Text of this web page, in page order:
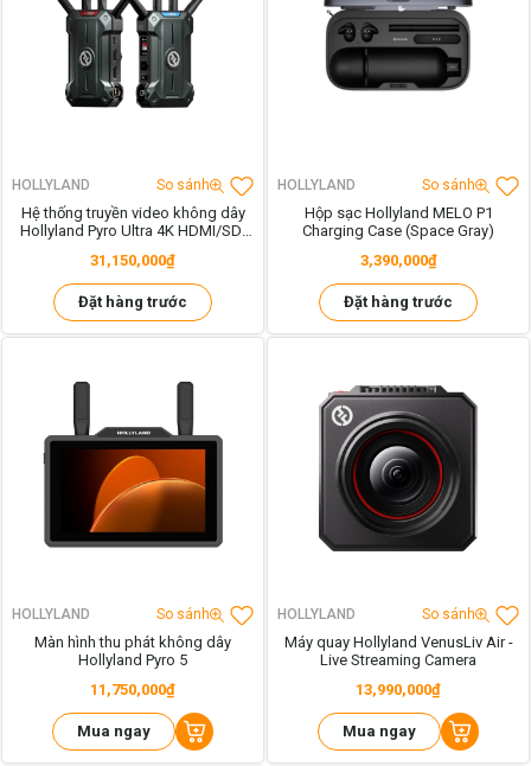
HOLLYLAND So sánh
Hệ thống truyền video không dây
Hollyland Pyro Ultra 4K HDMI/SDI
System
31,150,000₫
Đặt hàng trước
HOLLYLAND So sánh
Hộp sạc Hollyland MELO P1
Charging Case (Space Gray)
3,390,000₫
Đặt hàng trước
HOLLYLAND So sánh
Màn hình thu phát không dây
Hollyland Pyro 5
11,750,000₫
Mua ngay
HOLLYLAND So sánh
Máy quay Hollyland VenusLiv Air -
Live Streaming Camera
13,990,000₫
Mua ngay